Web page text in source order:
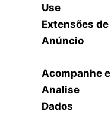
Use
Extensões de
Anúncio
Acompanhe e
Analise
Dados